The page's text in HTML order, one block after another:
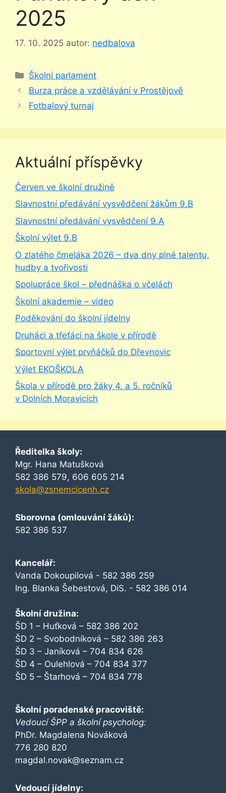
2025
17. 10. 2025 autor: nedbalova
Rubriky
Školní parlament
Burza práce a vzdělávání v Prostějově
Fotbalový turnaj
Aktuální příspěvky
Červen ve školní družině
Slavnostní předávání vysvědčení žákům 9.B
Slavnostní předávání vysvědčení 9.A
Školní výlet 9.B
O zlatého čmeláka 2026 – dva dny plné talentu,
hudby a tvořivosti
Spolupráce škol – přednáška o včelách
Školní akademie – video
Poděkování do školní jídelny
Druháci a třeťáci na škole v přírodě
Sportovní výlet prvňáčků do Dřevnovic
Výlet EKOŠKOLA
Škola v přírodě pro žáky 4. a 5. ročníků
v Dolních Moravicích
Ředitelka školy:
Mgr. Hana Matušková
582 386 579, 606 605 214
skola@zsnemcicenh.cz
Sborovna (omlouvání žáků):
582 386 537
Kancelář:
Vanda Dokoupilová - 582 386 259
Ing. Blanka Šebestová, DiS. - 582 386 014
Školní družina:
ŠD 1 – Huťková – 582 386 202
ŠD 2 – Svobodníková – 582 386 263
ŠD 3 – Janíková – 704 834 626
ŠD 4 – Oulehlová – 704 834 377
ŠD 5 – Štarhová – 704 834 778
Školní poradenské pracoviště:
Vedoucí ŠPP a školní psycholog:
PhDr. Magdalena Nováková
776 280 820
magdal.novak@seznam.cz
Vedoucí jídelny: